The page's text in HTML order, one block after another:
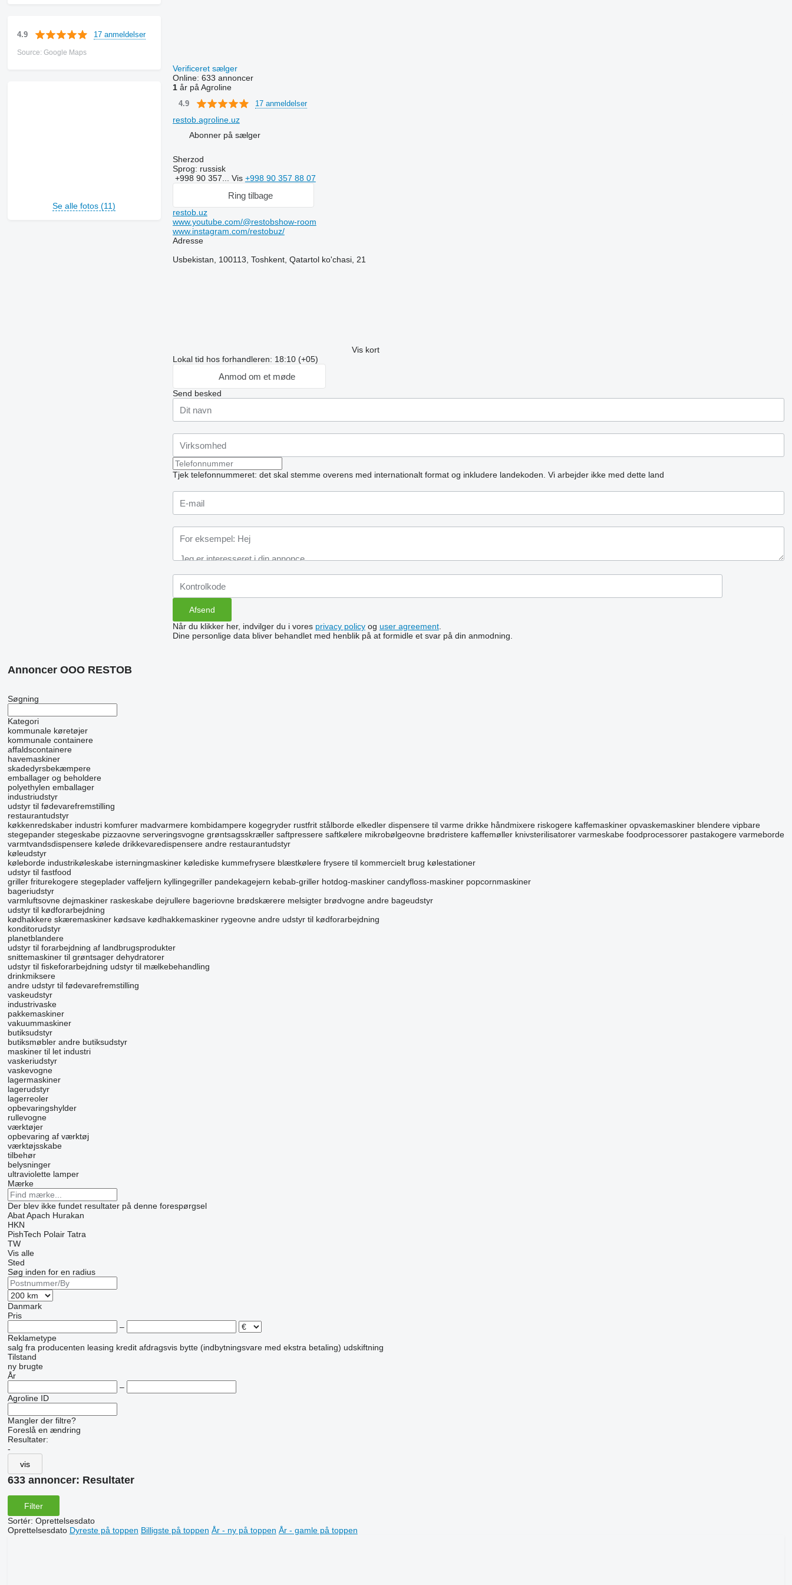
4.9 17 anmeldelser
Source: Google Maps
Se alle fotos (11)
Verificeret sælger
Online: 633 annoncer
1år på Agroline
4.9 17 anmeldelser
restob.agroline.uz
Abonner på sælger
Sherzod
Sprog: russisk
+998 90 357... Vis +998 90 357 88 07
Ring tilbage
restob.uz
www.youtube.com/@restobshow-room
www.instagram.com/restobuz/
Adresse
Usbekistan, 100113, Toshkent, Qatartol ko'chasi, 21
Vis kort
Lokal tid hos forhandleren: 18:10 (+05)
Anmod om et møde
Send besked
Tjek telefonnummeret: det skal stemme overens med internationalt format og inkludere landekoden. Vi arbejder ikke med dette land
Når du klikker her, indvilger du i vores privacy policyog user agreement.
Dine personlige data bliver behandlet med henblik på at formidle et svar på din anmodning.
Annoncer OOO RESTOB
Søgning
Kategori
kommunale køretøjer
kommunale containere
affaldscontainere
havemaskiner
skadedyrsbekæmpere
emballager og beholdere
polyethylen emballager
industriudstyr
udstyr til fødevarefremstilling
restaurantudstyr
køkkenredskaber industri komfurer madvarmere kombidampere kogegryder rustfrit stålborde elkedler dispensere til varme drikke håndmixere riskogere kaffemaskiner opvaskemaskiner blendere vipbare
stegepander stegeskabe pizzaovne serveringsvogne grøntsagsskræller saftpressere saftkølere mikrobølgeovne brødristere kaffemøller knivsterilisatorer varmeskabe foodprocessorer pastakogere varmeborde
varmtvandsdispensere kølede drikkevaredispensere andre restaurantudstyr
køleudstyr
køleborde industrikøleskabe isterningmaskiner kølediske kummefrysere blæstkølere frysere til kommercielt brug kølestationer
udstyr til fastfood
griller friturekogere stegeplader vaffeljern kyllingegriller pandekagejern kebab-griller hotdog-maskiner candyfloss-maskiner popcornmaskiner
bageriudstyr
varmluftsovne dejmaskiner raskeskabe dejrullere bageriovne brødskærere melsigter brødvogne andre bageudstyr
udstyr til kødforarbejdning
kødhakkere skæremaskiner kødsave kødhakkemaskiner rygeovne andre udstyr til kødforarbejdning
konditorudstyr
planetblandere
udstyr til forarbejdning af landbrugsprodukter
snittemaskiner til grøntsager dehydratorer
udstyr til fiskeforarbejdning udstyr til mælkebehandling
drinkmiksere
andre udstyr til fødevarefremstilling
vaskeudstyr
industrivaske
pakkemaskiner
vakuummaskiner
butiksudstyr
butiksmøbler andre butiksudstyr
maskiner til let industri
vaskeriudstyr
vaskevogne
lagermaskiner
lagerudstyr
lagerreoler
opbevaringshylder
rullevogne
værktøjer
opbevaring af værktøj
værktøjsskabe
tilbehør
belysninger
ultraviolette lamper
Mærke
Der blev ikke fundet resultater på denne forespørgsel
Abat Apach Hurakan
HKN
PishTech Polair Tatra
TW
Vis alle
Sted
Søg inden for en radius
Danmark
Pris
–
Reklametype
salg fra producenten leasing kredit afdragsvis bytte (indbytningsvare med ekstra betaling) udskiftning
Tilstand
ny brugte
År
–
Agroline ID
Mangler der filtre?
Foreslå en ændring
Resultater:
-
vis
633 annoncer: Resultater
Filter
Sortér: Oprettelsesdato
Oprettelsesdato Dyreste på toppen Billigste på toppen År - ny på toppen År - gamle på toppen